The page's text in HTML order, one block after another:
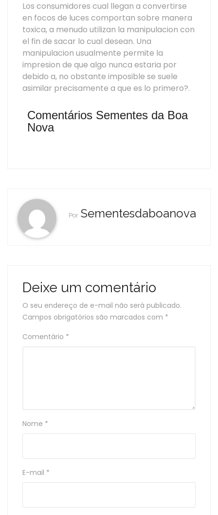
Los consumidores cual llegan a convertirse
en focos de luces comportan sobre manera
toxica, a menudo utilizan la manipulacion con
el fin de sacar lo cual desean. Una
manipulacion usualmente permite la
impresion de que algo nunca estaria por
debido a, no obstante imposible se suele
asimilar precisamente a que es lo primero?.
Comentários Sementes da Boa
Nova
Por Sementesdaboanova
Deixe um comentário
O seu endereço de e-mail não será publicado.
Campos obrigatórios são marcados com *
Comentário *
Nome *
E-mail *